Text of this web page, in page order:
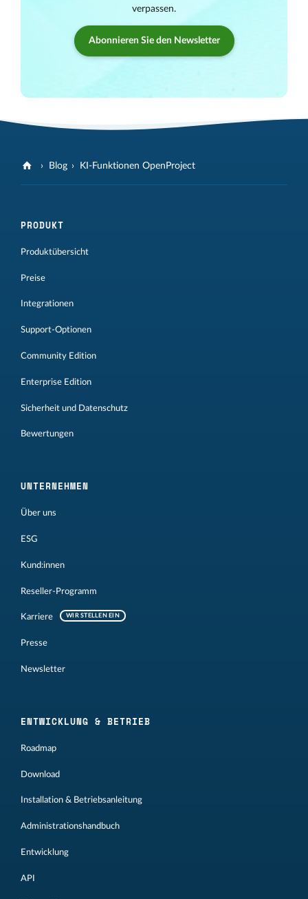
verpassen.
Abonnieren Sie den Newsletter
Blog KI-Funktionen OpenProject
PRODUKT
Produktübersicht
Preise
Integrationen
Support-Optionen
Community Edition
Enterprise Edition
Sicherheit und Datenschutz
Bewertungen
UNTERNEHMEN
Über uns
ESG
Kund:innen
Reseller-Programm
Karriere WIR STELLEN EIN
Presse
Newsletter
ENTWICKLUNG & BETRIEB
Roadmap
Download
Installation & Betriebsanleitung
Administrationshandbuch
Entwicklung
API